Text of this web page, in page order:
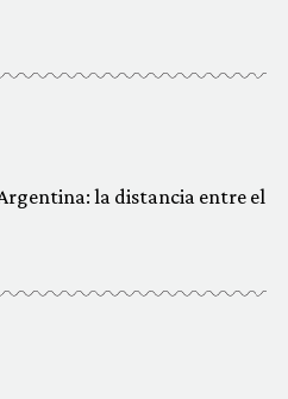
la distancia entre el